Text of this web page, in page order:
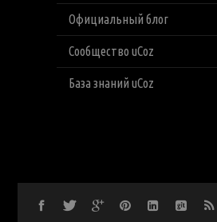
Официальный блог
Сообщество uCoz
База знаний uCoz